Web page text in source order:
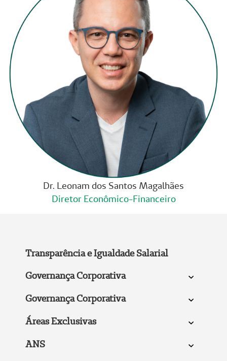
Dr. Leonam dos Santos Magalhães
Diretor Econômico-Financeiro
Transparência e Igualdade Salarial
Governança Corporativa
Governança Corporativa
Áreas Exclusivas
ANS